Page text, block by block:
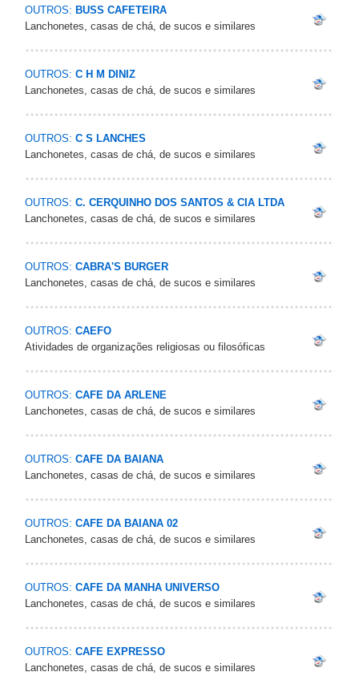
OUTROS: BUSS CAFETEIRA
Lanchonetes, casas de chá, de sucos e similares
OUTROS: C H M DINIZ
Lanchonetes, casas de chá, de sucos e similares
OUTROS: C S LANCHES
Lanchonetes, casas de chá, de sucos e similares
OUTROS: C. CERQUINHO DOS SANTOS & CIA LTDA
Lanchonetes, casas de chá, de sucos e similares
OUTROS: CABRA'S BURGER
Lanchonetes, casas de chá, de sucos e similares
OUTROS: CAEFO
Atividades de organizações religiosas ou filosóficas
OUTROS: CAFE DA ARLENE
Lanchonetes, casas de chá, de sucos e similares
OUTROS: CAFE DA BAIANA
Lanchonetes, casas de chá, de sucos e similares
OUTROS: CAFE DA BAIANA 02
Lanchonetes, casas de chá, de sucos e similares
OUTROS: CAFE DA MANHA UNIVERSO
Lanchonetes, casas de chá, de sucos e similares
OUTROS: CAFE EXPRESSO
Lanchonetes, casas de chá, de sucos e similares